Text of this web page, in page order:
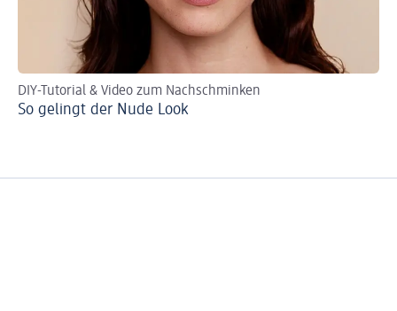
DIY-Tutorial & Video zum Nachschminken
So gelingt der Nude Look